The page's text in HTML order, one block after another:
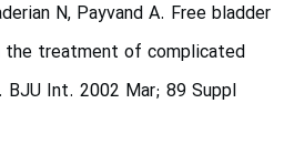
N, Payvand A. Free bladder
the treatment of complicated
Int. 2002 Mar; 89 Suppl